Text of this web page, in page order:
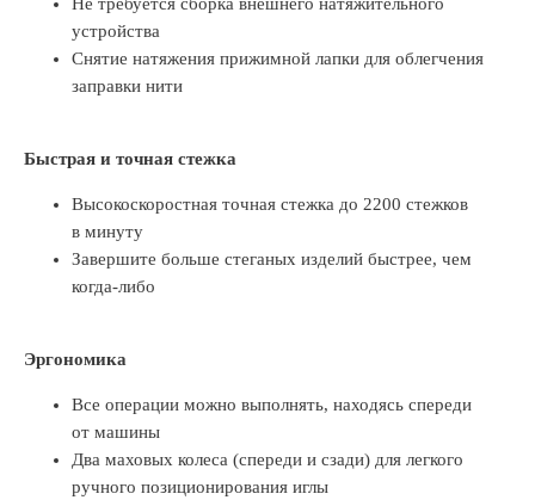
устройства
Снятие натяжения прижимной лапки для облегчения
заправки нити
Быстрая и точная стежка
Высокоскоростная точная стежка до 2200 стежков
в минуту
Завершите больше стеганых изделий быстрее, чем
когда-либо
Эргономика
Все операции можно выполнять, находясь спереди
от машины
Два маховых колеса (спереди и сзади) для легкого
ручного позиционирования иглы